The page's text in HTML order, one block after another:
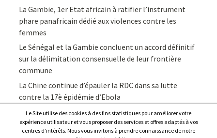
La Gambie, 1er Etat africain à ratifier l’instrument
phare panafricain dédié aux violences contre les
femmes
Le Sénégal et la Gambie concluent un accord définitif
sur la délimitation consensuelle de leur frontière
commune
La Chine continue d’épauler la RDC dans sa lutte
contre la 17è épidémie d’Ebola
Le Site utilise des cookies à des fins statistiques pour améliorer votre
expérience utilisateur et vous proposer des services et offres adaptés à vos
centres d’intérêts. Nous vous invitons à prendre connaissance de notre